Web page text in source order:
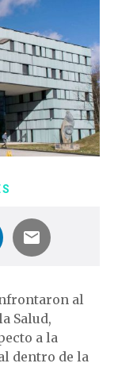
al
Salud,
a la
dentro de la